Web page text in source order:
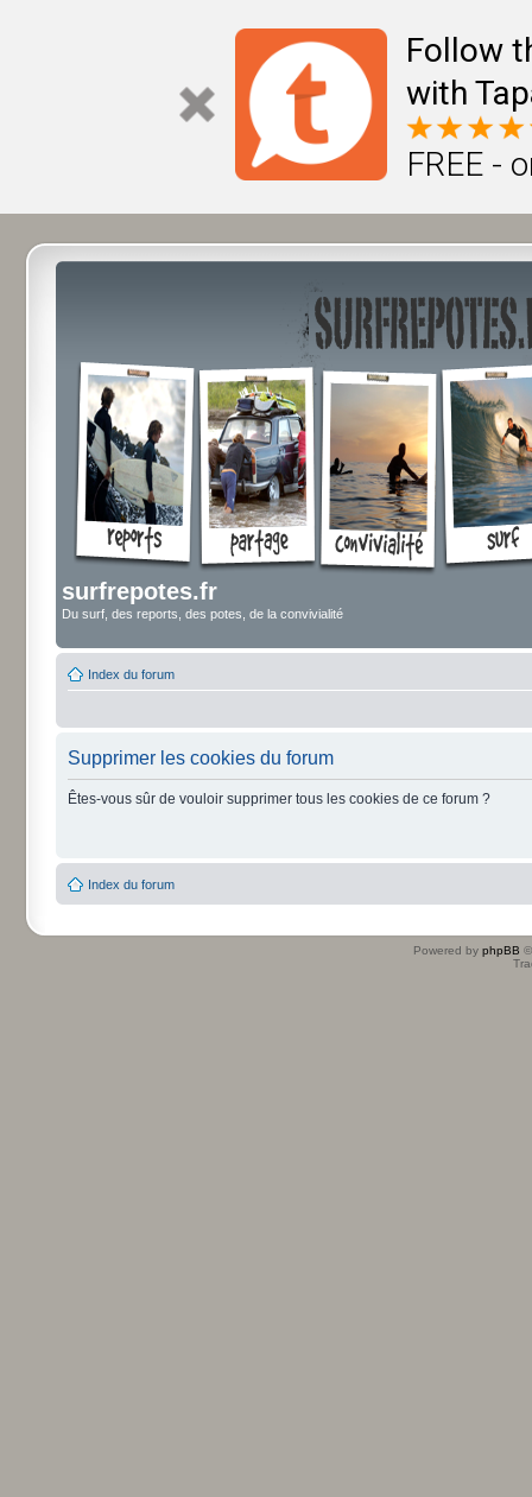
Follow
with
FREE -
surfrepotes.fr
Du surf, des reports, des potes, de la convivialité
Index du forum
Supprimer les cookies du forum
Êtes-vous sûr de vouloir supprimer tous les cookies de ce forum ?
Index du forum
Powered by phpBB